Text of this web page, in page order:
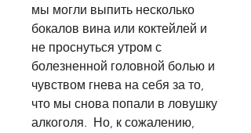
мы могли выпить несколько
бокалов вина или коктейлей и
не проснуться утром с
болезненной головной болью и
чувством гнева на себя за то,
что мы снова попали в ловушку
алкоголя.  Но, к сожалению,